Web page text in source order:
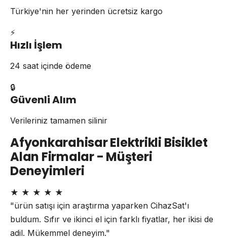
Türkiye'nin her yerinden ücretsiz kargo
⚡
Hızlı İşlem
24 saat içinde ödeme
🔒
Güvenli Alım
Verileriniz tamamen silinir
Afyonkarahisar Elektrikli Bisiklet
Alan Firmalar - Müşteri
Deneyimleri
★ ★ ★ ★ ★
"ürün satışı için araştırma yaparken CihazSat'ı
buldum. Sıfır ve ikinci el için farklı fiyatlar, her ikisi de
adil. Mükemmel deneyim."